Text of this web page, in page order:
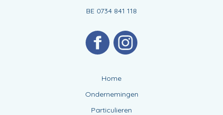
BE 0734 841 118
Home
Ondernemingen
Particulieren